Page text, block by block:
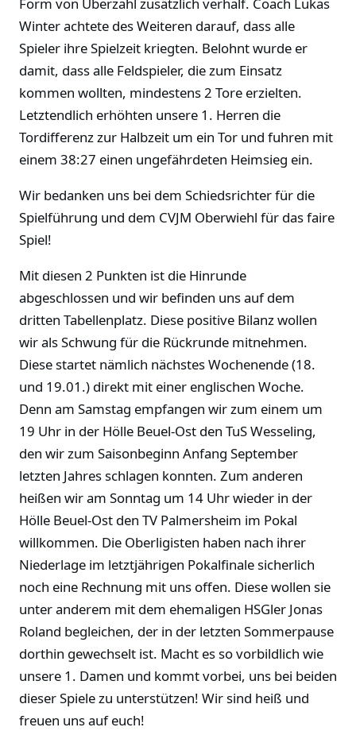
Form von Überzahl zusätzlich verhalf. Coach Lukas
Winter achtete des Weiteren darauf, dass alle
Spieler ihre Spielzeit kriegten. Belohnt wurde er
damit, dass alle Feldspieler, die zum Einsatz
kommen wollten, mindestens 2 Tore erzielten.
Letztendlich erhöhten unsere 1. Herren die
Tordifferenz zur Halbzeit um ein Tor und fuhren mit
einem 38:27 einen ungefährdeten Heimsieg ein.
Wir bedanken uns bei dem Schiedsrichter für die
Spielführung und dem CVJM Oberwiehl für das faire
Spiel!
Mit diesen 2 Punkten ist die Hinrunde
abgeschlossen und wir befinden uns auf dem
dritten Tabellenplatz. Diese positive Bilanz wollen
wir als Schwung für die Rückrunde mitnehmen.
Diese startet nämlich nächstes Wochenende (18.
und 19.01.) direkt mit einer englischen Woche.
Denn am Samstag empfangen wir zum einem um
19 Uhr in der Hölle Beuel-Ost den TuS Wesseling,
den wir zum Saisonbeginn Anfang September
letzten Jahres schlagen konnten. Zum anderen
heißen wir am Sonntag um 14 Uhr wieder in der
Hölle Beuel-Ost den TV Palmersheim im Pokal
willkommen. Die Oberligisten haben nach ihrer
Niederlage im letztjährigen Pokalfinale sicherlich
noch eine Rechnung mit uns offen. Diese wollen sie
unter anderem mit dem ehemaligen HSGler Jonas
Roland begleichen, der in der letzten Sommerpause
dorthin gewechselt ist. Macht es so vorbildlich wie
unsere 1. Damen und kommt vorbei, uns bei beiden
dieser Spiele zu unterstützen! Wir sind heiß und
freuen uns auf euch!